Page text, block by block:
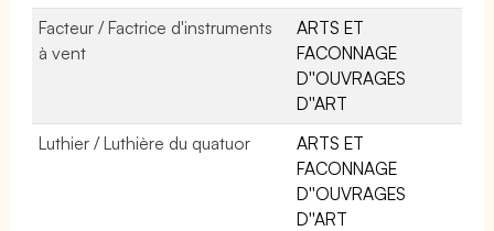
Facteur / Factrice d'instruments
à vent
ARTS ET
FACONNAGE
D''OUVRAGES
D''ART
Luthier / Luthière du quatuor
ARTS ET
FACONNAGE
D''OUVRAGES
D''ART